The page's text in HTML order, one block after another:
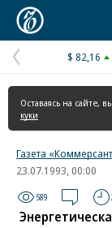
Предыдущая
страница
$ 82,16
Оставаясь на сайте,
куки
Газета
23.07.1993, 00:00
589